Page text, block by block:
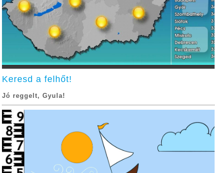
Keresd a felhőt!
Jó reggelt, Gyula!